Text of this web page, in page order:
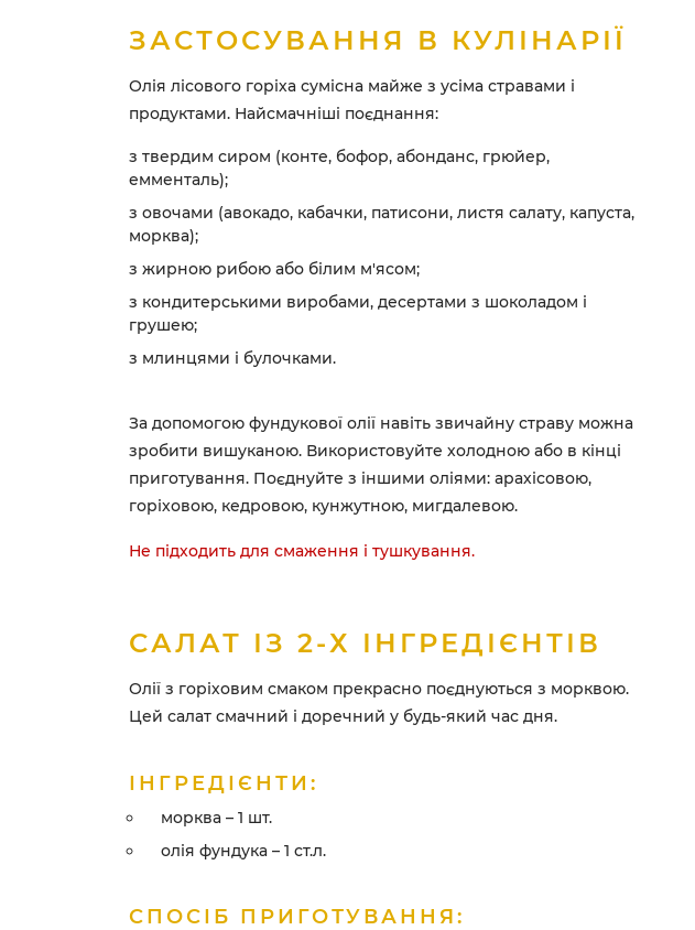
ЗАСТОСУВАННЯ В КУЛІНАРІЇ
Олія лісового горіха сумісна майже з усіма стравами і
продуктами. Найсмачніші поєднання:
з твердим сиром (конте, бофор, абонданс, грюйер,
емменталь);
з овочами (авокадо, кабачки, патисони, листя салату, капуста,
морква);
з жирною рибою або білим м'ясом;
з кондитерськими виробами, десертами з шоколадом і
грушею;
з млинцями і булочками.
За допомогою фундукової олії навіть звичайну страву можна
зробити вишуканою. Використовуйте холодною або в кінці
приготування. Поєднуйте з іншими оліями: арахісовою,
горіховою, кедровою, кунжутною, мигдалевою.
Не підходить для смаження і тушкування.
САЛАТ ІЗ 2-Х ІНГРЕДІЄНТІВ
Олії з горіховим смаком прекрасно поєднуються з морквою.
Цей салат смачний і доречний у будь-який час дня.
ІНГРЕДІЄНТИ:
морква – 1 шт.
олія фундука – 1 ст.л.
СПОСІБ ПРИГОТУВАННЯ: